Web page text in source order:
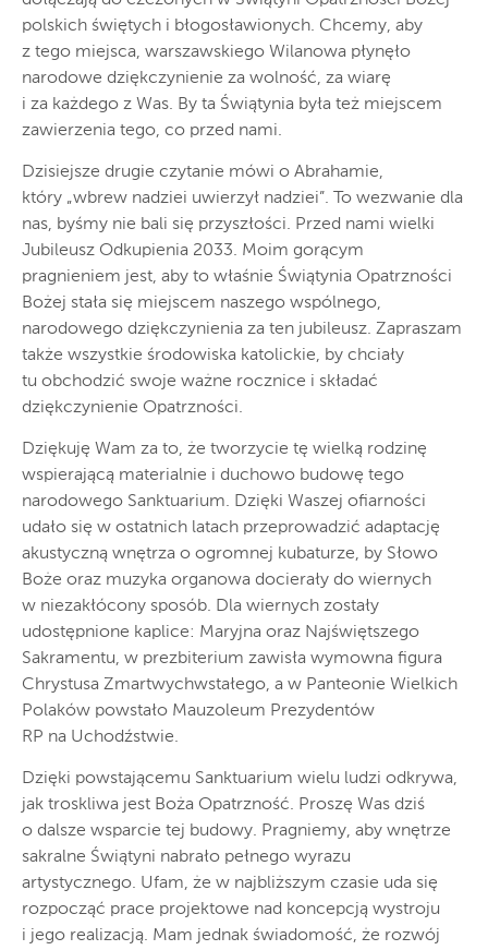
polskich świętych i błogosławionych. Chcemy, aby
z tego miejsca, warszawskiego Wilanowa płynęło
narodowe dziękczynienie za wolność, za wiarę
i za każdego z Was. By ta Świątynia była też miejscem
zawierzenia tego, co przed nami.
Dzisiejsze drugie czytanie mówi o Abrahamie,
który „wbrew nadziei uwierzył nadziei”. To wezwanie dla
nas, byśmy nie bali się przyszłości. Przed nami wielki
Jubileusz Odkupienia 2033. Moim gorącym
pragnieniem jest, aby to właśnie Świątynia Opatrzności
Bożej stała się miejscem naszego wspólnego,
narodowego dziękczynienia za ten jubileusz. Zapraszam
także wszystkie środowiska katolickie, by chciały
tu obchodzić swoje ważne rocznice i składać
dziękczynienie Opatrzności.
Dziękuję Wam za to, że tworzycie tę wielką rodzinę
wspierającą materialnie i duchowo budowę tego
narodowego Sanktuarium. Dzięki Waszej ofiarności
udało się w ostatnich latach przeprowadzić adaptację
akustyczną wnętrza o ogromnej kubaturze, by Słowo
Boże oraz muzyka organowa docierały do wiernych
w niezakłócony sposób. Dla wiernych zostały
udostępnione kaplice: Maryjna oraz Najświętszego
Sakramentu, w prezbiterium zawisła wymowna figura
Chrystusa Zmartwychwstałego, a w Panteonie Wielkich
Polaków powstało Mauzoleum Prezydentów
RP na Uchodźstwie.
Dzięki powstającemu Sanktuarium wielu ludzi odkrywa,
jak troskliwa jest Boża Opatrzność. Proszę Was dziś
o dalsze wsparcie tej budowy. Pragniemy, aby wnętrze
sakralne Świątyni nabrało pełnego wyrazu
artystycznego. Ufam, że w najbliższym czasie uda się
rozpocząć prace projektowe nad koncepcją wystroju
i jego realizacją. Mam jednak świadomość, że rozwój